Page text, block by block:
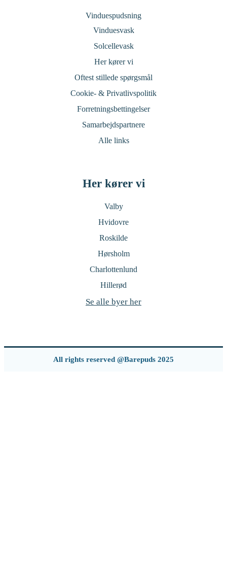
Vinduespudsning
Vinduesvask
Solcellevask
Her kører vi
Oftest stillede spørgsmål
Cookie- & Privatlivspolitik
Forretningsbettingelser
Samarbejdspartnere
Alle links
Her kører vi
Valby
Hvidovre
Roskilde
Hørsholm
Charlottenlund
Hillerød
Se alle byer her
All rights reserved @Barepuds 2025